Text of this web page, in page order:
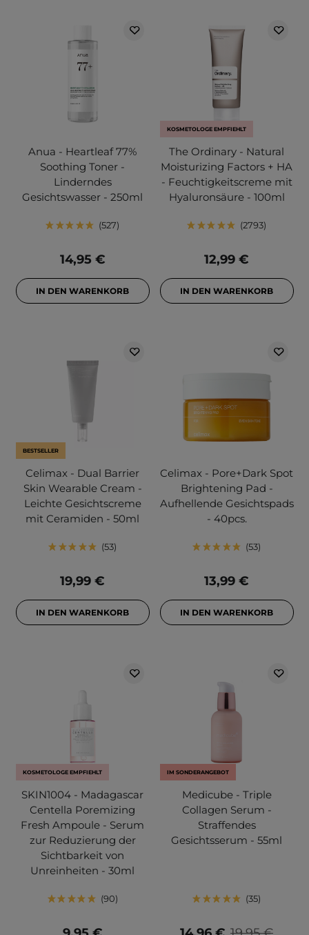
Anua - Heartleaf 77%
Soothing Toner -
Linderndes
Gesichtswasser - 250ml
527
14,95 €
IN DEN WARENKORB
KOSMETOLOGE EMPFIEHLT
The Ordinary - Natural
Moisturizing Factors + HA
- Feuchtigkeitscreme mit
Hyaluronsäure - 100ml
2793
12,99 €
IN DEN WARENKORB
BESTSELLER
Celimax - Dual Barrier
Skin Wearable Cream -
Leichte Gesichtscreme
mit Ceramiden - 50ml
53
19,99 €
IN DEN WARENKORB
Celimax - Pore+Dark Spot
Brightening Pad -
Aufhellende Gesichtspads
- 40pcs.
53
13,99 €
IN DEN WARENKORB
KOSMETOLOGE EMPFIEHLT
SKIN1004 - Madagascar
Centella Poremizing
Fresh Ampoule - Serum
zur Reduzierung der
Sichtbarkeit von
Unreinheiten - 30ml
90
IM SONDERANGEBOT
Medicube - Triple
Collagen Serum -
Straffendes
Gesichtsserum - 55ml
35